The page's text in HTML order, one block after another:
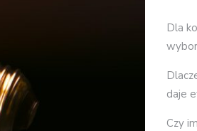
Dla
daje
Czy